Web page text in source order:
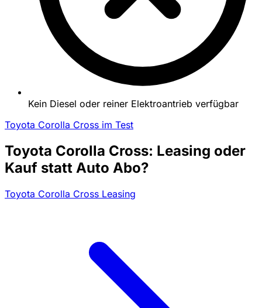
Kein Diesel oder reiner Elektroantrieb verfügbar
Toyota Corolla Cross im Test
Toyota Corolla Cross: Leasing oder
Kauf statt Auto Abo?
Toyota Corolla Cross Leasing